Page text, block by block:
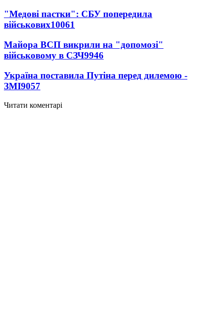
"Медові пастки": СБУ попередила
військових10061
Майора ВСП викрили на "допомозі"
військовому в СЗЧ9946
Україна поставила Путіна перед дилемою -
ЗМІ9057
Читати коментарі